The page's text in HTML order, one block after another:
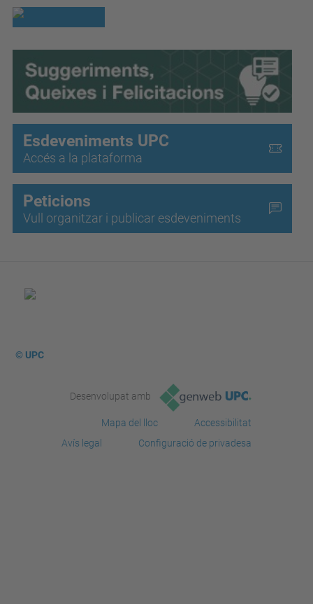
Esdeveniments UPC
Accés a la plataforma
Peticions
Vull organitzar i publicar esdeveniments
© UPC
Desenvolupat amb
Mapa del lloc
Accessibilitat
Avís legal
Configuració de privadesa